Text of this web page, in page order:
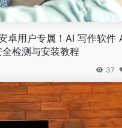
卓用户专属！AI 写作软件
检测与安装教程
37